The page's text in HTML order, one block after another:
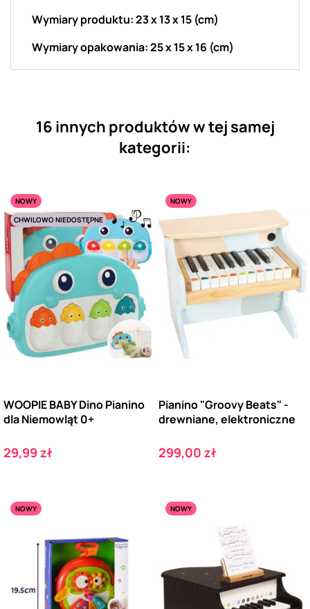
Wymiary produktu: 23 x 13 x 15 (cm)
Wymiary opakowania: 25 x 15 x 16 (cm)
16 innych produktów w tej samej
kategorii:
NOWY
CHWILOWO NIEDOSTĘPNE
WOOPIE BABY Dino Pianino
dla Niemowląt 0+
Cena
29,99 zł
NOWY
Pianino "Groovy Beats" -
drewniane, elektroniczne
Cena
299,00 zł
NOWY NOWY